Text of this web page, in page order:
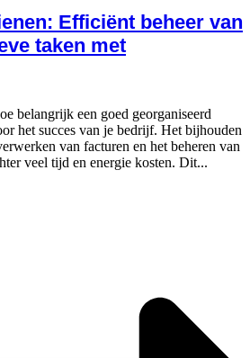
Efficiënt beheer van
taken met
belangrijk een goed georganiseerd
het succes van je bedrijf. Het bijhouden
van facturen en het beheren van
veel tijd en energie kosten. Dit...